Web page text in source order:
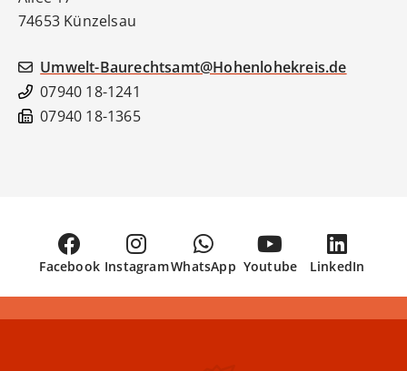
74653 Künzelsau
Umwelt-Baurechtsamt@Hohenlohekreis.de
07940 18-1241
07940 18-1365
Facebook InstagramWhatsApp Youtube LinkedIn